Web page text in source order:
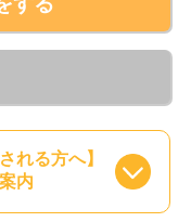
れる方へ】
内